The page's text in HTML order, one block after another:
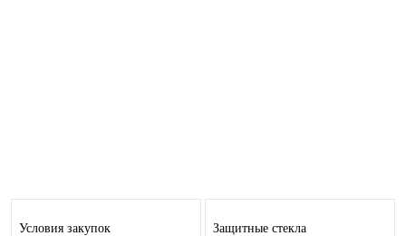
Условия закупок Защитные стекла